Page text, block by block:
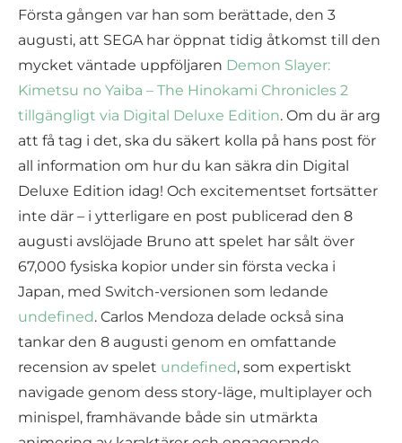
Första gången var han som berättade, den 3
augusti, att SEGA har öppnat tidig åtkomst till den
mycket väntade uppföljaren Demon Slayer:
Kimetsu no Yaiba – The Hinokami Chronicles 2
tillgängligt via Digital Deluxe Edition. Om du är arg
att få tag i det, ska du säkert kolla på hans post för
all information om hur du kan säkra din Digital
Deluxe Edition idag! Och excitementset fortsätter
inte där – i ytterligare en post publicerad den 8
augusti avslöjade Bruno att spelet har sålt över
67,000 fysiska kopior under sin första vecka i
Japan, med Switch-versionen som ledande
undefined. Carlos Mendoza delade också sina
tankar den 8 augusti genom en omfattande
recension av spelet undefined, som expertiskt
navigade genom dess story-läge, multiplayer och
minispel, framhävande både sin utmärkta